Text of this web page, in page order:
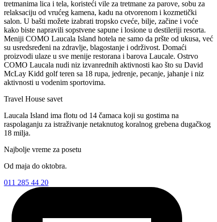
tretmanima lica i tela, koristeći vile za tretmane za parove, sobu za
relaksaciju od vrućeg kamena, kadu na otvorenom i kozmetički
salon. U bašti možete izabrati tropsko cveće, bilje, začine i voće
kako biste napravili sopstvene sapune i losione u destileriji resorta.
Meniji COMO Laucala Island hotela ne samo da pršte od ukusa, već
su usredsređeni na zdravlje, blagostanje i održivost. Domaći
proizvodi ulaze u sve menije restorana i barova Laucale. Ostrvo
COMO Laucala nudi niz izvanrednih aktivnosti kao što su David
McLay Kidd golf teren sa 18 rupa, jedrenje, pecanje, jahanje i niz
aktivnosti u vodenim sportovima.
Travel House savet
Laucala Island ima flotu od 14 čamaca koji su gostima na
raspolaganju za istraživanje netaknutog koralnog grebena dugačkog
18 milja.
Najbolje vreme za posetu
Od maja do oktobra.
011 285 44 20